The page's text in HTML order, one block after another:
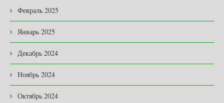
Февраль 2025
Январь 2025
Декабрь 2024
Ноябрь 2024
Октябрь 2024